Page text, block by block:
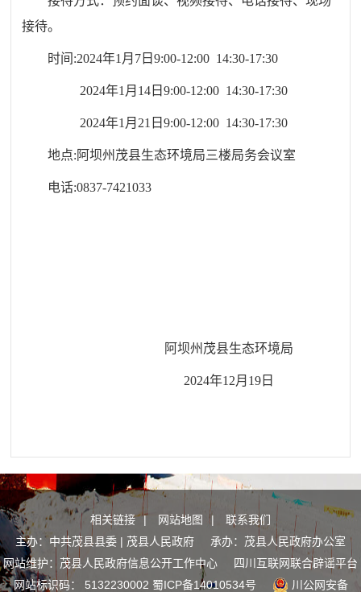
接待。
时间:2024年1 月 7 日9:00-12:00 14:30-1 7:30
2024年1 月 14 日9:00-12:00 14:30-1 7:30
2024年1 月 21 日9:00-12:00 14:30-1 7:30
地点:阿坝州茂县生态环境局三楼局务会议室
电话:0837-7421033
阿坝州茂县生态环境局
2024年12月19日
相关链接 | 网站地图 |
联系我们
主办：中共茂县县委 | 茂县人民政府 承办：茂县人民政府办公室
网站维护：茂县人民政府信息公开工作中心
四川互联网联合辟谣平台
网站标识码： 5132230002 蜀ICP备14010534号 川公网安备